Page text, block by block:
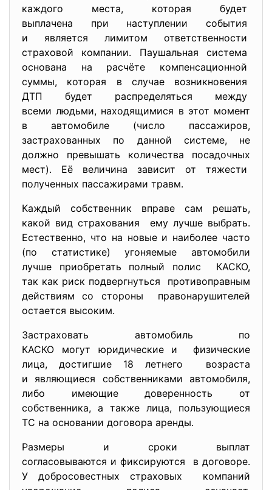
каждого места, которая будет
выплачена при наступлении события
и является лимитом ответственности
страховой компании. Паушальная система
основана на расчёте компенсационной
суммы, которая в случае возникновения
ДТП будет распределяться между
всеми людьми, находящимися в этот момент
в автомобиле (число пассажиров,
застрахованных по данной системе, не
должно превышать количества посадочных
мест). Её величина зависит от тяжести
полученных пассажирами травм.
Каждый собственник вправе сам решать,
какой вид страхования ему лучше выбрать.
Естественно, что на новые и наиболее часто
(по статистике) угоняемые автомобили
лучше приобретать полный полис КАСКО,
так как риск подвергнуться противоправным
действиям со стороны правонарушителей
остается высоким.
Застраховать автомобиль по
КАСКО могут юридические и физические
лица, достигшие 18 летнего возраста
и являющиеся собственниками автомобиля,
либо имеющие доверенность от
собственника, а также лица, пользующиеся
ТС на основании договора аренды.
Размеры и сроки выплат
согласовываются и фиксируются в договоре.
У добросовестных страховых компаний